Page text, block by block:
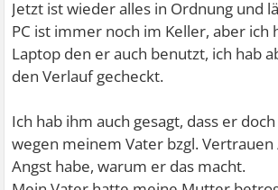
Jetzt ist wieder alles in Ordnung und
PC ist immer noch im Keller, aber ich
Laptop den er auch benutzt, ich hab
den Verlauf gecheckt.
Ich hab ihm auch gesagt, dass er
wegen meinem Vater bzgl.
Angst habe, warum er das macht.